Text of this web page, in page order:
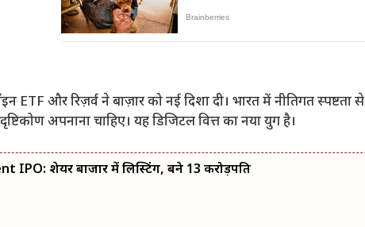
ETF और रिज़र्व ने बाज़ार को नई दिशा दी। भारत में नीतिगत स्पष्टता से
अपनाना चाहिए। यह डिजिटल वित्त का नया युग है।
IPO: शेयर बाजार में लिस्टिंग, बने 13 करोड़पति